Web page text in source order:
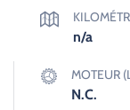
n/a
MOTEUR
N.C.